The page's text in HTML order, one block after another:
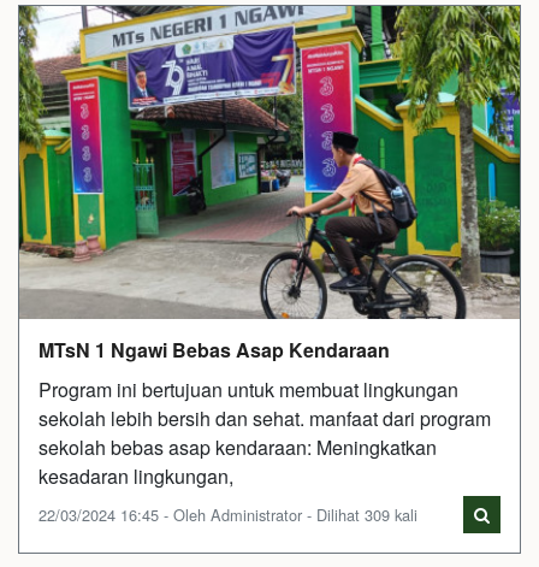
MTsN 1 Ngawi Bebas Asap Kendaraan
Program ini bertujuan untuk membuat lingkungan
sekolah lebih bersih dan sehat. manfaat dari program
sekolah bebas asap kendaraan: Meningkatkan
kesadaran lingkungan,
22/03/2024 16:45 - Oleh Administrator - Dilihat 309 kali